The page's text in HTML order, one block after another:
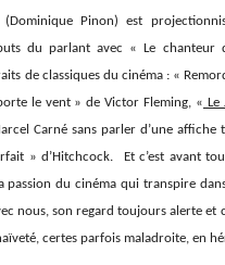
(Dominique Pinon) est
du parlant avec « Le
de classiques du cinéma : «
le vent » de Victor Fleming, « Le
Carné sans parler d’une affiche
» d’Hitchcock. Et c’est avant
passion du cinéma qui transpire
nous, son regard toujours alerte et
certes parfois maladroite, en